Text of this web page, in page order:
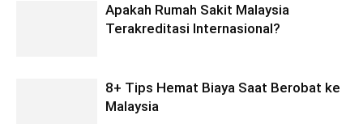
Apakah Rumah Sakit Malaysia
Terakreditasi Internasional?
8+ Tips Hemat Biaya Saat Berobat ke
Malaysia